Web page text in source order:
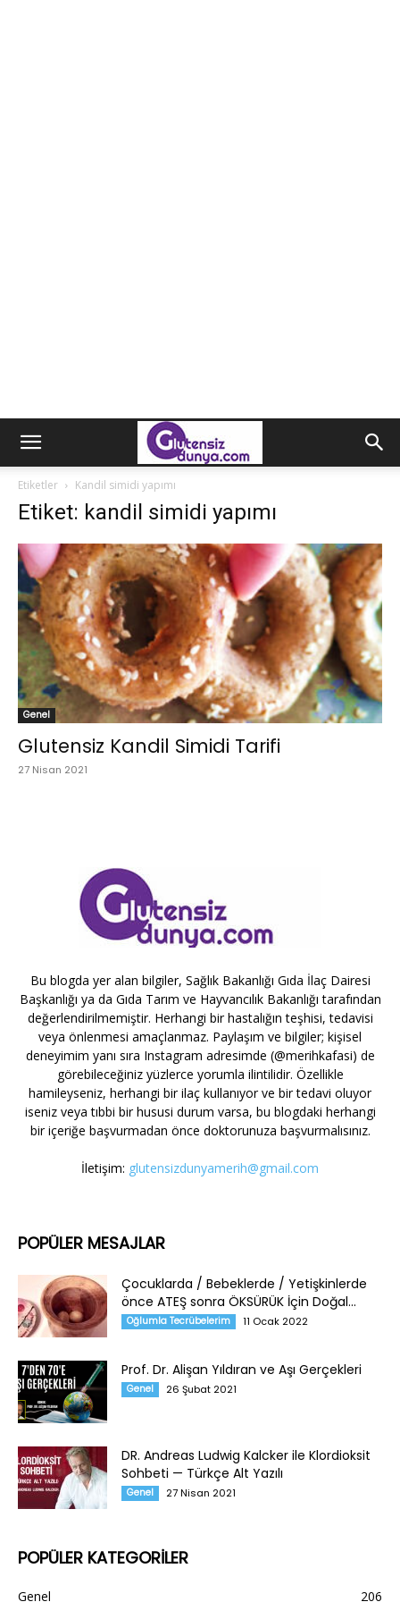
Etiketler Kandil simidi yapımı
Etiket: kandil simidi yapımı
Genel
Glutensiz Kandil Simidi Tarifi
27 Nisan 2021
Bu blogda yer alan bilgiler, Sağlık Bakanlığı Gıda İlaç Dairesi
Başkanlığı ya da Gıda Tarım ve Hayvancılık Bakanlığı tarafından
değerlendirilmemiştir. Herhangi bir hastalığın teşhisi, tedavisi
veya önlenmesi amaçlanmaz. Paylaşım ve bilgiler; kişisel
deneyimim yanı sıra Instagram adresimde (@merihkafasi) de
görebileceğiniz yüzlerce yorumla ilintilidir. Özellikle
hamileyseniz, herhangi bir ilaç kullanıyor ve bir tedavi oluyor
iseniz veya tıbbi bir hususi durum varsa, bu blogdaki herhangi
bir içeriğe başvurmadan önce doktorunuza başvurmalısınız.
İletişim: glutensizdunyamerih@gmail.com
POPÜLER MESAJLAR
Çocuklarda / Bebeklerde / Yetişkinlerde
önce ATEŞ sonra ÖKSÜRÜK İçin Doğal...
Oğlumla Tecrübelerim 11 Ocak 2022
Prof. Dr. Alişan Yıldıran ve Aşı Gerçekleri
Genel 26 Şubat 2021
DR. Andreas Ludwig Kalcker ile Klordioksit
Sohbeti — Türkçe Alt Yazılı
Genel 27 Nisan 2021
POPÜLER KATEGORİLER
Genel 206